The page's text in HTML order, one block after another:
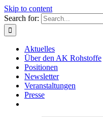
Skip to content
Search for:
Aktuelles
Über den AK Rohstoffe
Positionen
Newsletter
Veranstaltungen
Presse